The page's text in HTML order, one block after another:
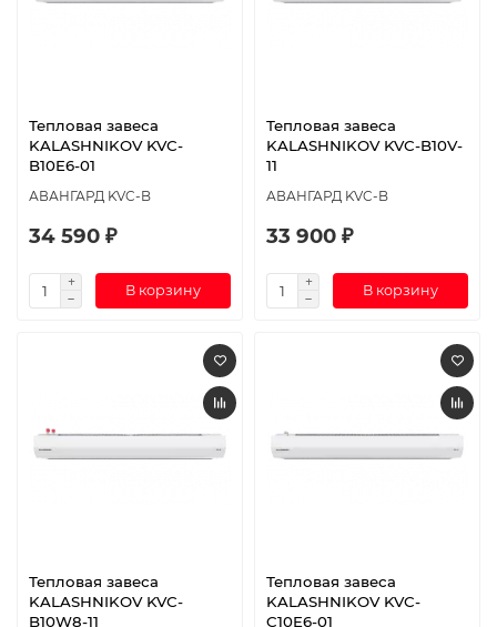
Тепловая завеса
KALASHNIKOV KVС-
B10E6-01
АВАНГАРД KVC-B
34 590 ₽
В корзину
Тепловая завеса
KALASHNIKOV KVС-B10V-
11
АВАНГАРД KVC-B
33 900 ₽
В корзину
Тепловая завеса
KALASHNIKOV KVС-
B10W8-11
Тепловая завеса
KALASHNIKOV KVС-
C10E6-01